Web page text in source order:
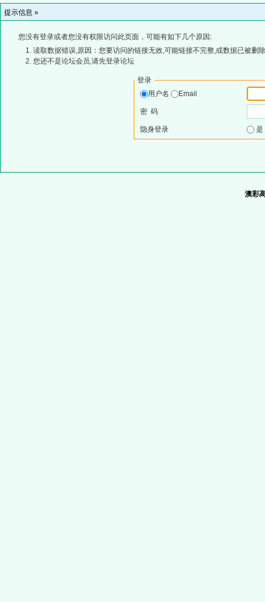
提示信息 »
您没有登录或者您没有权限访问此页面，可能有如下几个原因:
读取数据错误,原因：您要访问的链接无效,可能链接不完整,或数据已被删
您还不是论坛会员,请先登录论坛
登录
用户名
Email
密 码
隐身登录
澳彩